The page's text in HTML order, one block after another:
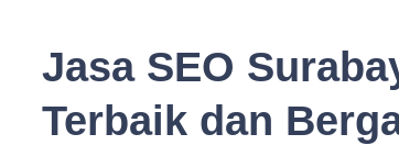
Jasa SEO
Terbaik dan